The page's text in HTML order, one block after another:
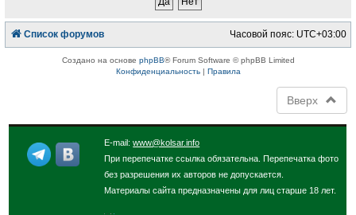
Список форумов Часовой пояс: UTC+03:00
Создано на основе phpBB® Forum Software © phpBB Limited
Конфиденциальность| Правила
Вверх
E-mail:www@kolsar.info
При перепечатке ссылка обязательна. Перепечатка фото
без разрешения их авторов не допускается.
Материалы сайта предназначены для лиц старше 18 лет.